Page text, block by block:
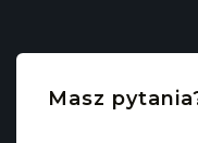
Masz